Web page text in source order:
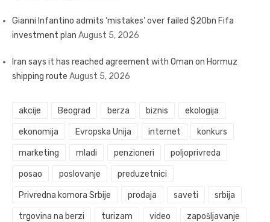
Gianni Infantino admits ‘mistakes’ over failed $20bn Fifa
investment plan August 5, 2026
Iran says it has reached agreement with Oman on Hormuz
shipping route August 5, 2026
akcije Beograd berza biznis ekologija
ekonomija Evropska Unija internet konkurs
marketing mladi penzioneri poljoprivreda
posao poslovanje preduzetnici
Privredna komora Srbije prodaja saveti srbija
trgovina na berzi turizam video zapošljavanje